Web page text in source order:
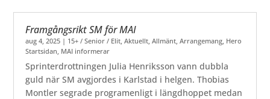
Framgångsrikt SM för MAI
aug 4, 2025 | 15+ / Senior / Elit ,Aktuellt ,Allmänt ,Arrangemang Hero
Startsidan MAI informerar
Sprinterdrottningen Julia Henriksson vann dubbla
guld när SM avgjordes i Karlstad i helgen. Thobias
Montler segrade programenligt i längdhoppet medan